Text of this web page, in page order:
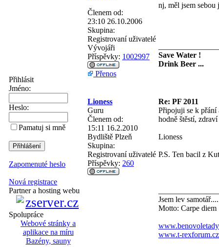
Přihlásit
Jméno:
Heslo:
Pamatuj si mně
Zapomenuté heslo
Nová registrace
Partner a hosting webu
Spolupráce
Webové stránky a
aplikace na míru
Bazény, sauny
Členem od:
23:10 26.10.2006
Skupina:
Registrovaní uživatelé
Vývojáři
Příspěvky: 1002997
nj, měl jsem
Save Water !
Drink Beer ...
Přenos
Lioness
Re: PF 2011
Guru
Členem od:
15:11 16.2.2010
Bydliště Plzeň
Skupina:
Registrovaní uživatelé
Příspěvky: 260
Připojuji se k přání
hodně štěstí,
Lioness
P.S. Ten bacil z
Jsem lev
Motto: Carpe diem
www.t-rexforum.cz